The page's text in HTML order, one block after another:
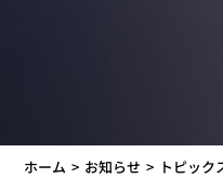
ホーム お知らせ トピック